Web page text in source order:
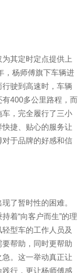
其定时定点提供上
，杨师傅旗下车辆进
驶到高速时，车辆
400多公里路程，而
，完全履行了三小
捷、贴心的服务让
对于品牌的好感和信
现了暂时性的困难。
着“向客户而生”的理
型车的工作人员及
帮助，同时更帮助
。这一举动真正让
行，更让杨师傅感